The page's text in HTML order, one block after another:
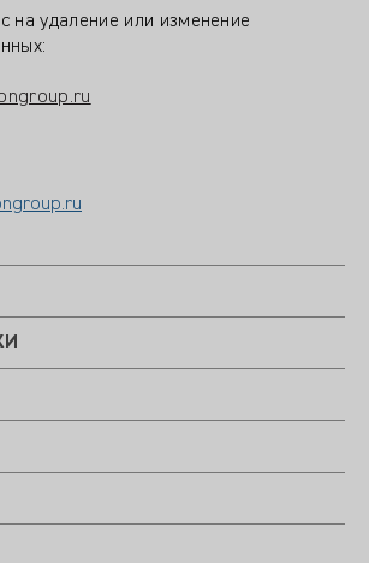
на удаление или изменение